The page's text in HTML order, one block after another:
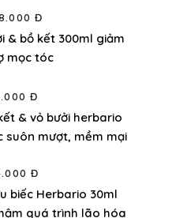
Đ
& bồ kết 300ml giảm
mọc tóc
Đ
& vỏ bưởi herbario
suôn mượt, mềm mại
Đ
biếc Herbario 30ml
quá trình lão hóa